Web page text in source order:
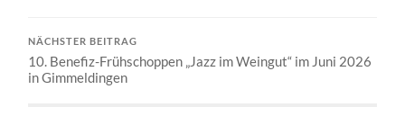
NÄCHSTER BEITRAG
10. Benefiz-Frühschoppen „Jazz im Weingut“ im Juni 2026
in Gimmeldingen